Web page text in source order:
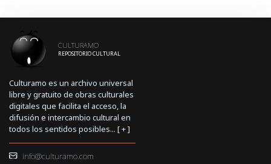
CULTURAMO
REPOSITORIO CULTURAL
Culturamo es un archivo universal
libre y gratuito de obras culturales
digitales que facilita el acceso, la
difusión e intercambio cultural en
todos los sentidos posibles... [+]
info@culturamo.com